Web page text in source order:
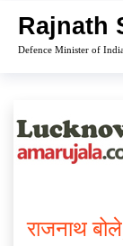
content
Rajnath
Defence Minister of
राजनाथ